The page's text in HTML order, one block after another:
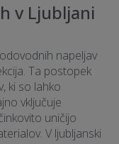
v Ljubljani
napeljav
Ta postopek
ki so lahko
vključuje
uničijo
V ljubljanski